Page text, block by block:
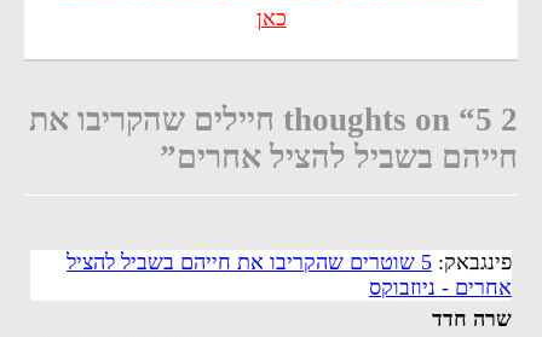
כאן
2 thoughts on “5 חיילים שהקריבו את
חייהם בשביל להציל אחרים”
פינגבאק:
5 שוטרים שהקריבו את חייהם בשביל להציל
אחרים - ניוזבוקס
שרה חדד